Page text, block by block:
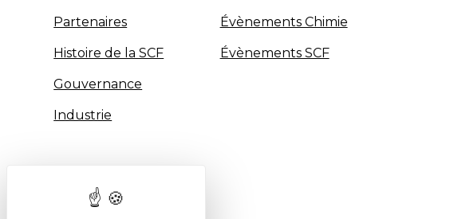
Partenaires
Histoire de la SCF
Gouvernance
Industrie
Évènements Chimie
Évènements SCF